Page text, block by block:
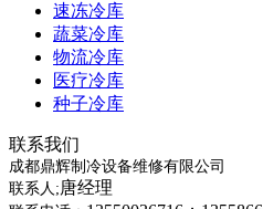
速冻冷库
蔬菜冷库
物流冷库
医疗冷库
种子冷库
联系我们
成都鼎辉制冷设备维修有限公司
联系人; 唐经理